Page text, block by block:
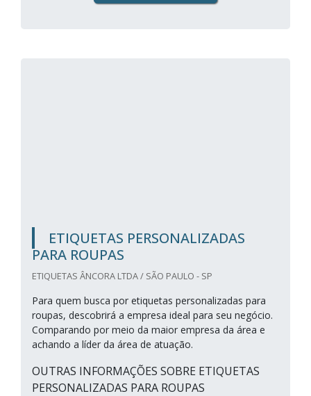
ETIQUETAS PERSONALIZADAS
PARA ROUPAS
ETIQUETAS ÂNCORA LTDA / SÃO PAULO - SP
Para quem busca por etiquetas personalizadas para
roupas, descobrirá a empresa ideal para seu negócio.
Comparando por meio da maior empresa da área e
achando a líder da área de atuação.
OUTRAS INFORMAÇÕES SOBRE ETIQUETAS
PERSONALIZADAS PARA ROUPAS